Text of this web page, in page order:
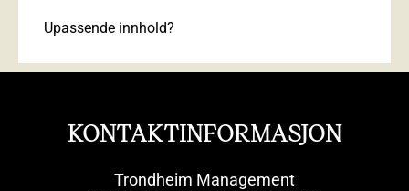
Upassende innhold?
KONTAKTINFORMASJON
Trondheim Management